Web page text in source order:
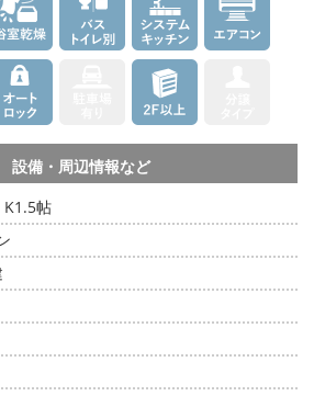
設備・周辺情報など
K1.5帖